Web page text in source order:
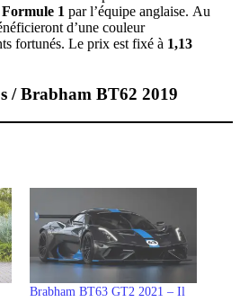
1 par l’équipe anglaise. Au
d’une couleur
fortunés. Le prix est fixé à 1,13
/ Brabham BT62 2019
Brabham BT63 GT2 2021 – Il